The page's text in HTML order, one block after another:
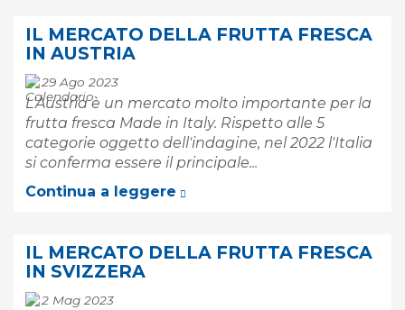
IL MERCATO DELLA FRUTTA FRESCA
IN AUSTRIA
29 Ago 2023
L'Austria è un mercato molto importante per la
frutta fresca Made in Italy. Rispetto alle 5
categorie oggetto dell'indagine, nel 2022 l'Italia
si conferma essere il principale...
Continua a leggere
IL MERCATO DELLA FRUTTA FRESCA
IN SVIZZERA
2 Mag 2023